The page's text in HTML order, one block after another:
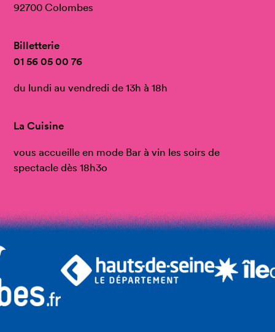
92700 Colombes
Billetterie
01 56 05 00 76
du lundi au vendredi de 13h à 18h
La Cuisine
vous accueille en mode Bar à vin les soirs de
spectacle dès 18h3o